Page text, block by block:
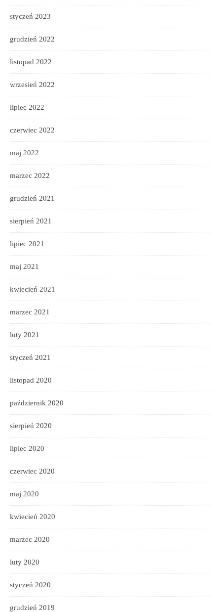
styczeń 2023
grudzień 2022
listopad 2022
wrzesień 2022
lipiec 2022
czerwiec 2022
maj 2022
marzec 2022
grudzień 2021
sierpień 2021
lipiec 2021
maj 2021
kwiecień 2021
marzec 2021
luty 2021
styczeń 2021
listopad 2020
październik 2020
sierpień 2020
lipiec 2020
czerwiec 2020
maj 2020
kwiecień 2020
marzec 2020
luty 2020
styczeń 2020
grudzień 2019